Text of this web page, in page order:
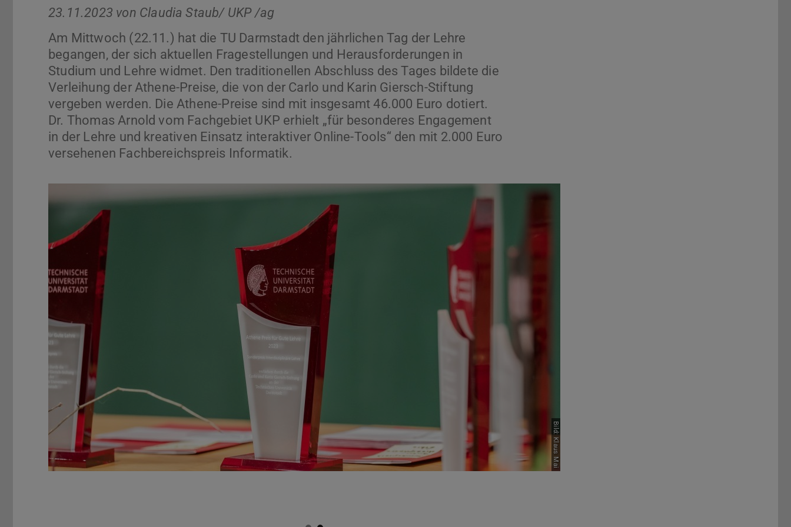
23.11.2023 von Claudia Staub/ UKP /ag
Am Mittwoch (22.11.) hat die TU Darmstadt den jährlichen Tag der Lehre
begangen, der sich aktuellen Fragestellungen und Herausforderungen in
Studium und Lehre widmet. Den traditionellen Abschluss des Tages bildete die
Verleihung der Athene-Preise, die von der Carlo und Karin Giersch-Stiftung
vergeben werden. Die Athene-Preise sind mit insgesamt 46.000 Euro dotiert.
Dr. Thomas Arnold vom Fachgebiet UKP erhielt „für besonderes Engagement
in der Lehre und kreativen Einsatz interaktiver Online-Tools“ den mit 2.000 Euro
versehenen Fachbereichspreis Informatik.
Bild: Klaus Mai
Zurück